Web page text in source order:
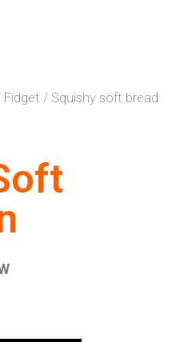
Fidget / Squishy soft bread